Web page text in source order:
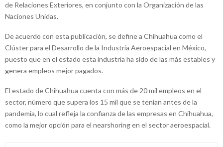
de Relaciones Exteriores, en conjunto con la Organización de las
Naciones Unidas.
De acuerdo con esta publicación, se define a Chihuahua como el
Clúster para el Desarrollo de la Industria Aeroespacial en México,
puesto que en el estado esta industria ha sido de las más estables y
genera empleos mejor pagados.
El estado de Chihuahua cuenta con más de 20 mil empleos en el
sector, número que supera los 15 mil que se tenían antes de la
pandemia, lo cual refleja la confianza de las empresas en Chihuahua,
como la mejor opción para el nearshoring en el sector aeroespacial.